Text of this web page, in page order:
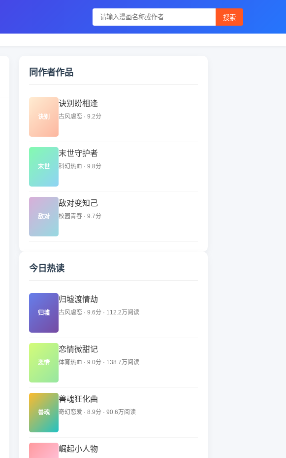
搜索
今日热读
归墟
归墟渡情劫
古风虐恋 · 9.6分 · 112.2万阅读
恋情
恋情微甜记
体育热血 · 9.0分 · 138.7万阅读
兽魂
兽魂狂化曲
奇幻恋爱 · 8.9分 · 90.6万阅读
崛起小人物
同作者作品
诀别
诀别盼相逢
古风虐恋 · 9.2分
末世
末世守护者
科幻热血 · 9.8分
敌对
敌对变知己
校园青春 · 9.7分